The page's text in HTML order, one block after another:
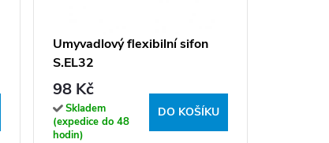
Umyvadlový flexibilní sifon
S.EL32
98 Kč
Skladem
(expedice do 48
hodin)
DO KOŠÍKU